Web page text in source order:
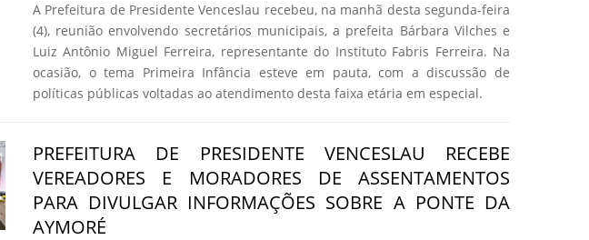
A Prefeitura de Presidente Venceslau recebeu, na manhã desta segunda-feira
(4), reunião envolvendo secretários municipais, a prefeita Bárbara Vilches e
Luiz Antônio Miguel Ferreira, representante do Instituto Fabris Ferreira. Na
ocasião, o tema Primeira Infância esteve em pauta, com a discussão de
políticas públicas voltadas ao atendimento desta faixa etária em especial.
PREFEITURA DE PRESIDENTE VENCESLAU RECEBE
VEREADORES E MORADORES DE ASSENTAMENTOS
PARA DIVULGAR INFORMAÇÕES SOBRE A PONTE DA
AYMORÉ